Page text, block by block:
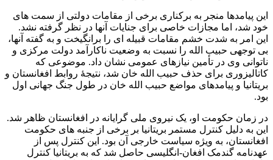
این پیامدها منجر به برکناری برخی از مقامات دولتی از سمت های
خود شد، اما مجازات خاصی برای جنایات آنها در نظر گرفته نشد.
این امر به شدت خشم مقامات قبیله ای را برانگیخت و به گفته آنها،
بی توجهی حبیب الله را نسبت به وضعیت ناکارآمد دولت مرکزی و
ناتوانی وی در تأمین نیازهای عمومی نشان داد. موضوعی که
کاتالیزوری برای حذف حبیب ‌الله خان شد، نتیجۀ روابط افغانستان و
بریتانیا و پیامدهای مواضع حبیب ‌الله خان در طول جنگ جهانی اول
بود.
در زمان حکومت او، یک نیروی ملی گرایانه در افغانستان ظاهر شد.
این به دلیل کنترل مستمر بریتانیا بر برخی از جنبه های حکومت
افغانستان، به ویژه سیاست خارجی آن بود. این کنترل پس از
عهدنامه گندمک افغان-انگلیسی حاصل شد که به بریتانیا کنترل